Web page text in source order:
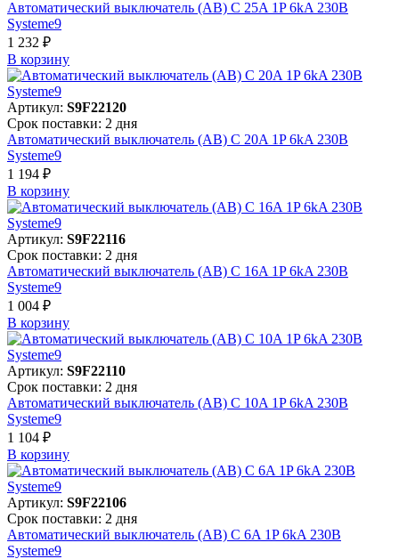
Автоматический выключатель (АВ) C 25A 1P 6kA 230В
Systeme9
1 232 ₽
В корзинy
Артикул: S9F22120
Срок поставки: 2 дня
Автоматический выключатель (АВ) C 20A 1P 6kA 230В
Systeme9
1 194 ₽
В корзинy
Артикул: S9F22116
Срок поставки: 2 дня
Автоматический выключатель (АВ) C 16A 1P 6kA 230В
Systeme9
1 004 ₽
В корзинy
Артикул: S9F22110
Срок поставки: 2 дня
Автоматический выключатель (АВ) C 10A 1P 6kA 230В
Systeme9
1 104 ₽
В корзинy
Артикул: S9F22106
Срок поставки: 2 дня
Автоматический выключатель (АВ) C 6A 1P 6kA 230В
Systeme9